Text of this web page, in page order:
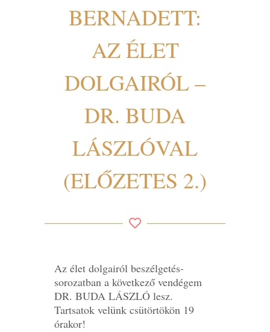
BERNADETT:
AZ ÉLET
DOLGAIRÓL –
DR. BUDA
LÁSZLÓVAL
(ELŐZETES 2.)
Az élet dolgairól beszélgetés-
sorozatban a következő vendégem
DR. BUDA LÁSZLÓ lesz.
Tartsatok velünk csütörtökön 19
órakor!